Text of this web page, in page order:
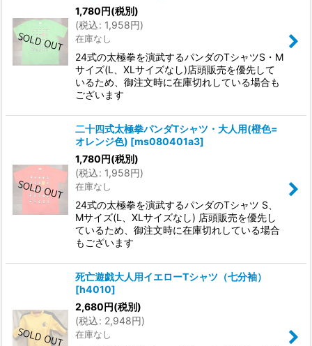
1,780円(税別)
(税込: 1,958円)
在庫なし
24式の太極拳を演武するパンダのTシャツS・M
サイズ(L、XLサイズなし)店頭販売を優先して
いるため、御注文時に在庫切れしている場合も
ございます
二十四式太極拳パンダTシャツ・大人用(橙色=
オレンジ色) [ms080401a3]
1,780円(税別)
(税込: 1,958円)
在庫なし
24式の太極拳を演武するパンダのTシャツ S、
Mサイズ(L、XLサイズなし) 店頭販売を優先し
ているため、御注文時に在庫切れしている場合
もございます
死亡遊戯大人用イエローTシャツ（七分袖）
[h4010]
2,680円(税別)
(税込: 2,948円)
在庫なし